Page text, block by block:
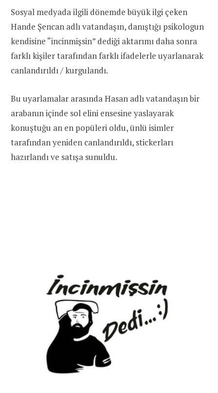
Sosyal medyada ilgili dönemde büyük ilgi çeken
Hande Şencan adlı vatandaşın, danıştığı psikologun
kendisine “incinmişsin” dediği aktarımı daha sonra
farklı kişiler tarafından farklı ifadelerle uyarlanarak
canlandırıldı / kurgulandı.
Bu uyarlamalar arasında Hasan adlı vatandaşın bir
arabanın içinde sol elini ensesine yaslayarak
konuştuğu an en popüleri oldu, ünlü isimler
tarafından yeniden canlandırıldı, stickerları
hazırlandı ve satışa sunuldu.